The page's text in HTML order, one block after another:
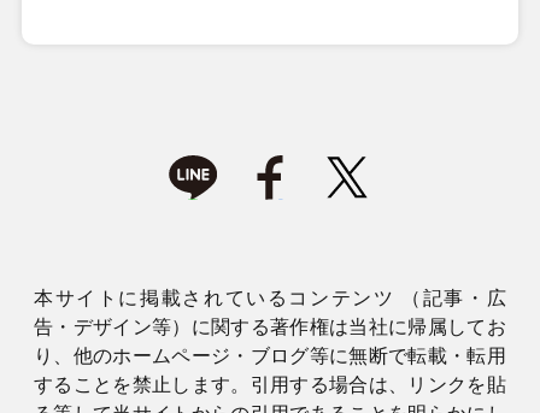
本サイトに掲載されているコンテンツ （記事・広
告・デザイン等）に関する著作権は当社に帰属してお
り、他のホームページ・ブログ等に無断で転載・転用
することを禁止します。引用する場合は、リンクを貼